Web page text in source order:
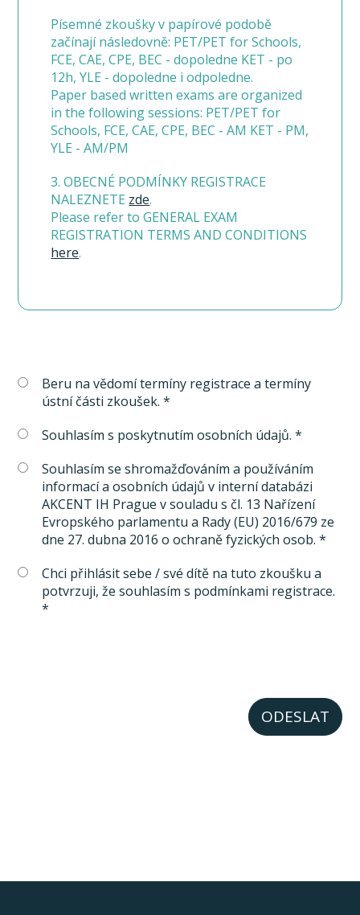
Písemné zkoušky v papírové podobě
začínají následovně: PET/PET for Schools,
FCE, CAE, CPE, BEC - dopoledne KET - po
12h, YLE - dopoledne i odpoledne.
Paper based written exams are organized
in the following sessions: PET/PET for
Schools, FCE, CAE, CPE, BEC - AM KET - PM,
YLE - AM/PM
3. OBECNÉ PODMÍNKY REGISTRACE
NALEZNETE zde.
Please refer to GENERAL EXAM
REGISTRATION TERMS AND CONDITIONS
here.
Beru na vědomí termíny registrace a termíny
ústní části zkoušek. *
Souhlasím s poskytnutím osobních údajů. *
Souhlasím se shromažďováním a používáním
informací a osobních údajů v interní databázi
AKCENT IH Prague v souladu s čl. 13 Nařízení
Evropského parlamentu a Rady (EU) 2016/679 ze
dne 27. dubna 2016 o ochraně fyzických osob. *
Chci přihlásit sebe / své dítě na tuto zkoušku a
potvrzuji, že souhlasím s podmínkami registrace.
*